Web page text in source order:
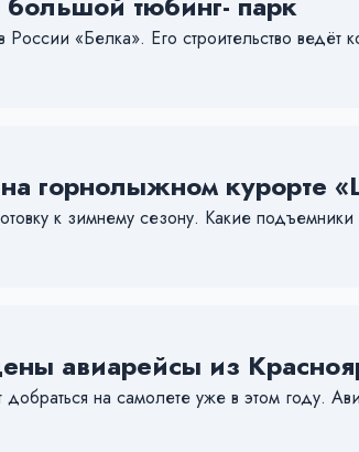
«Белка». Его строительство ведёт
горнолыжном курорте
к зимнему сезону. Какие
авиарейсы из
на самолете уже в этом году.